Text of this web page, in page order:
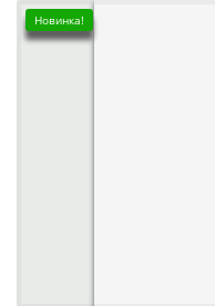
Новинка!